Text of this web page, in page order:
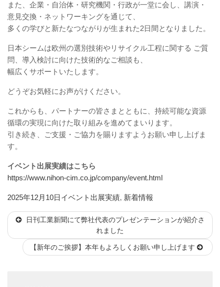
また、企業・自治体・研究機関・行政が一堂に会し、講演・
意見交換・ネットワーキングを通じて、
多くの学びと新たなつながりが生まれた2日間となりました。
日本シームは欧州の選別技術やリサイクル工程に関する ご質
問、導入検討に向けた技術的なご相談も、
幅広くサポートいたします。
どうぞお気軽にお声がけください。
これからも、パートナーの皆さまとともに、持続可能な資源
循環の実現に向けた取り組みを進めてまいります。
引き続き、ご支援・ご協力を賜りますようお願い申し上げま
す。
イベント出展実績はこちら
https://www.nihon-cim.co.jp/company/event.html
投
日:
2025年12月10日カ
ゴ
ー
イベント出展実績, 新着情報
日刊工業新聞にて弊社代表のプレゼンテーションが紹介さ
れました
【新年のご挨拶】本年もよろしくお願い申し上げます